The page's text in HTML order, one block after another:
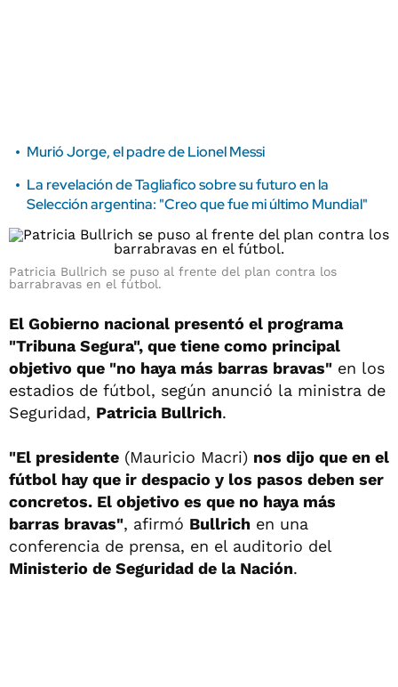
Murió Jorge, el padre de Lionel Messi
La revelación de Tagliafico sobre su futuro en la
Selección argentina: "Creo que fue mi último Mundial"
Patricia Bullrich se puso al frente del plan contra los
barrabravas en el fútbol.
El Gobierno nacional presentó el programa
"Tribuna Segura", que tiene como principal
objetivo que "no haya más barras bravas" en los
estadios de fútbol, según anunció la ministra de
Seguridad, Patricia Bullrich.
"El presidente (Mauricio Macri) nos dijo que en el
fútbol hay que ir despacio y los pasos deben ser
concretos. El objetivo es que no haya más
barras bravas", afirmó Bullrich en una
conferencia de prensa, en el auditorio del
Ministerio de Seguridad de la Nación.